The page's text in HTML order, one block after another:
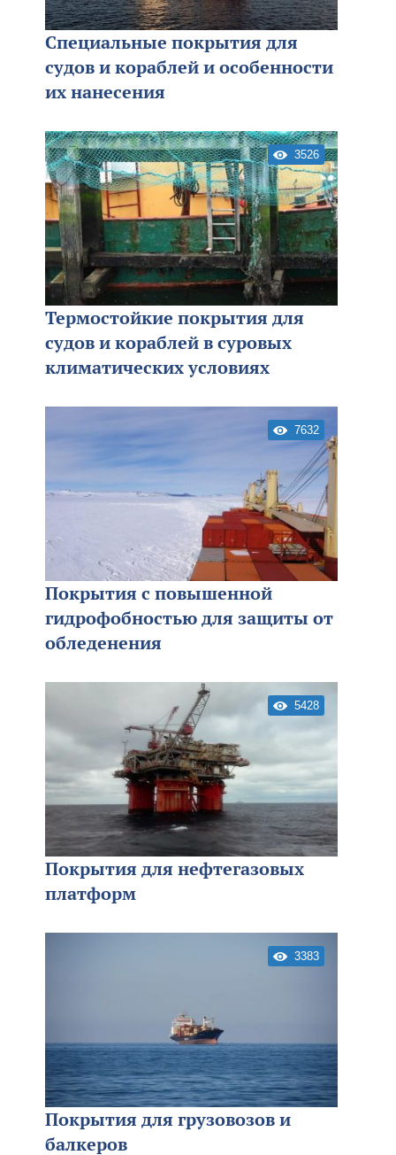
Специальные покрытия для
судов и кораблей и особенности
их нанесения
3526
Термостойкие покрытия для
судов и кораблей в суровых
климатических условиях
7632
Покрытия с повышенной
гидрофобностью для защиты от
обледенения
5428
Покрытия для нефтегазовых
платформ
3383
Покрытия для грузовозов и
балкеров